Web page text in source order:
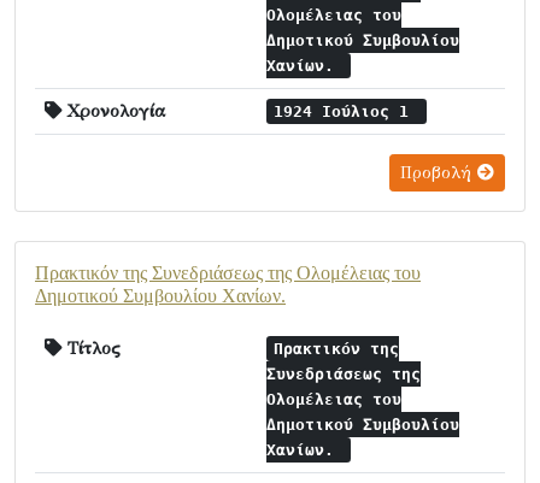
Ολομέλειας του
Δημοτικού Συμβουλίου
Χανίων.
Χρονολογία 1924 Ιούλιος 1
Προβολή
Πρακτικόν της Συνεδριάσεως της Ολομέλειας του
Δημοτικού Συμβουλίου Χανίων.
Τίτλος
Πρακτικόν της
Συνεδριάσεως της
Ολομέλειας του
Δημοτικού Συμβουλίου
Χανίων.